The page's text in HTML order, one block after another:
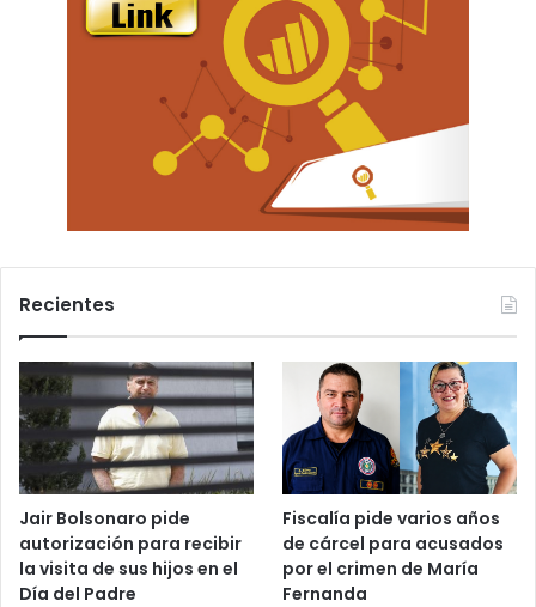
Recientes
Jair Bolsonaro pide
autorización para recibir
la visita de sus hijos en el
Día del Padre
Fiscalía pide varios años
de cárcel para acusados
por el crimen de María
Fernanda